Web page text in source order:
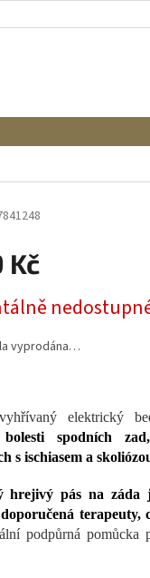
ÚDAJŮ
Kč
vyprodána…
elektrický
bolesti spodních
s ischiasem a
hrejivý pás na záda
podpůrná pomůcka